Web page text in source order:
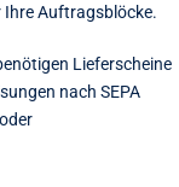
Ihre Auftragsblöcke.
Lieferscheine
nach SEPA